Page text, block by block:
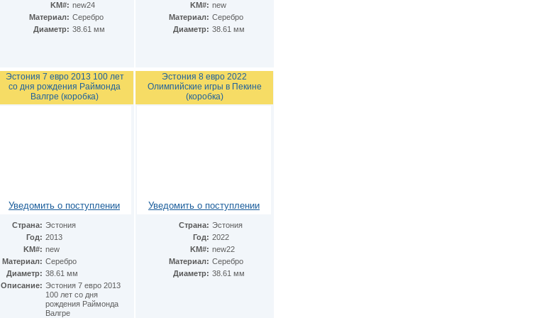
KM#: new24
Материал: Серебро
Диаметр: 38.61 мм
KM#: new
Материал: Серебро
Диаметр: 38.61 мм
Эстония 7 евро 2013 100 лет
со дня рождения Раймонда
Валгре (коробка)
Уведомить о поступлении
Страна: Эстония
Год: 2013
KM#: new
Материал: Серебро
Диаметр: 38.61 мм
Описание: Эстония 7 евро 2013
100 лет со дня
рождения Раймонда
Валгре
Эстония 8 евро 2022
Олимпийские игры в Пекине
(коробка)
Уведомить о поступлении
Страна: Эстония
Год: 2022
KM#: new22
Материал: Серебро
Диаметр: 38.61 мм